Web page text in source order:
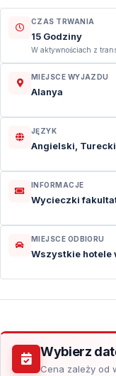
CZAS TRWANIA
15 Godziny
W aktywnościach z
MIEJSCE WYJAZDU
Alanya
JĘZYK
Angielski, Turecki
INFORMACJE
Wycieczki
MIEJSCE ODBIORU
Wszystkie hotele
Wybierz
Cena zależy od